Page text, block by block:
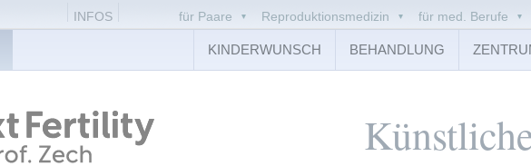
KINDERWUNSCH BEHANDLUNG
INFOS für Paare Reproduktionsmedizin für med. Berufe